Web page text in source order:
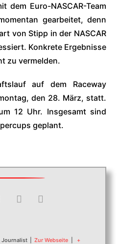
dem Euro-NASCAR-Team
gearbeitet, denn
von Stipp in der NASCAR
Konkrete Ergebnisse
zu vermelden.
auf dem Raceway
den 28. März, statt.
12 Uhr. Insgesamt sind
geplant.
Journalist Zur Webseite
+